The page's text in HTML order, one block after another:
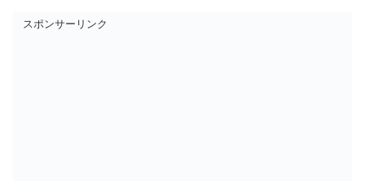
スポンサーリンク